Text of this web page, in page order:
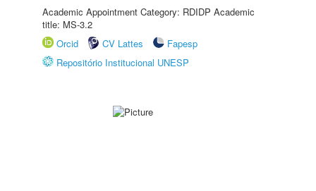
Academic Appointment Category: RDIDP Academic
title: MS-3.2
Orcid
CV Lattes
Fapesp
Repositório Institucional UNESP